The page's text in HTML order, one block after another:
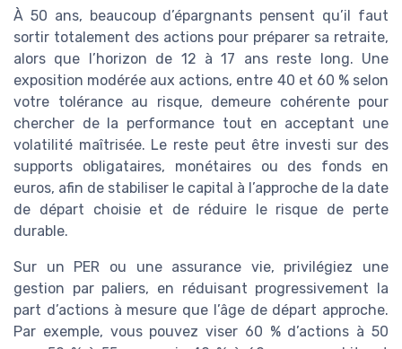
À 50 ans, beaucoup d’épargnants pensent qu’il faut
sortir totalement des actions pour préparer sa retraite,
alors que l’horizon de 12 à 17 ans reste long. Une
exposition modérée aux actions, entre 40 et 60 % selon
votre tolérance au risque, demeure cohérente pour
chercher de la performance tout en acceptant une
volatilité maîtrisée. Le reste peut être investi sur des
supports obligataires, monétaires ou des fonds en
euros, afin de stabiliser le capital à l’approche de la date
de départ choisie et de réduire le risque de perte
durable.
Sur un PER ou une assurance vie, privilégiez une
gestion par paliers, en réduisant progressivement la
part d’actions à mesure que l’âge de départ approche.
Par exemple, vous pouvez viser 60 % d’actions à 50